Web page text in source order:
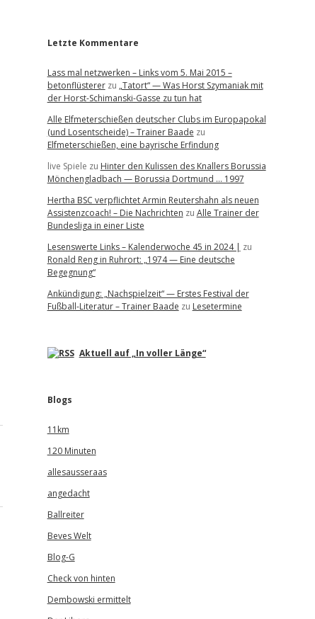
Letzte Kommentare
Lass mal netzwerken – Links vom 5. Mai 2015 –
betonflüstererzu „Tatort“ — Was Horst Szymaniak mit
der Horst-Schimanski-Gasse zu tun hat
Alle Elfmeterschießen deutscher Clubs im Europapokal
(und Losentscheide) – Trainer Baade zu
Elfmeterschießen, eine bayrische Erfindung
live Spiele zu Hinter den Kulissen des Knallers Borussia
Mönchengladbach — Borussia Dortmund … 1997
Hertha BSC verpflichtet Armin Reutershahn als neuen
Assistenzcoach! – Die Nachrichten zu Alle Trainer der
Bundesliga in einer Liste
Lesenswerte Links – Kalenderwoche 45 in 2024 | zu
Ronald Reng in Ruhrort: „1974 — Eine deutsche
Begegnung“
Ankündigung: „Nachspielzeit“ — Erstes Festival der
Fußball-Literatur – Trainer Baade zu Lesetermine
Aktuell auf „In voller Länge“
Blogs
11km
120 Minuten
allesausseraas
angedacht
Ballreiter
Beves Welt
Blog-G
Check von hinten
Dembowski ermittelt